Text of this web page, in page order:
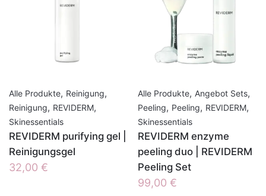
Alle Produkte, Reinigung,
Reinigung, REVIDERM,
Skinessentials
REVIDERM purifying gel |
Reinigungsgel
32,00 €
Alle Produkte, Angebot Sets,
Peeling, Peeling, REVIDERM,
Skinessentials
REVIDERM enzyme
peeling duo | REVIDERM
Peeling Set
99,00 €